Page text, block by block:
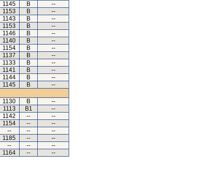
1145 B
--
1153 B
--
1143 B
--
1153 B
--
1146 B
--
1140 B
--
1154 B
--
1137 B
--
1133 B
--
1141 B
--
1144 B
--
1145 B
--
1130 B
--
1113 B1
--
1142 --
--
1154 --
--
-- --
--
1185 --
--
-- --
--
1164 -- --